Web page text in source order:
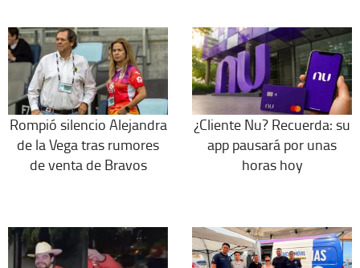
Rompió silencio Alejandra
de la Vega tras rumores
de venta de Bravos
¿Cliente Nu? Recuerda: su
app pausará por unas
horas hoy